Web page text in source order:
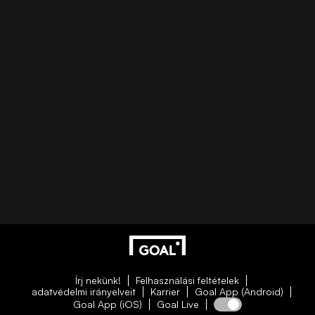
Írj nekünk!
Felhasználási feltételek
adatvédelmi irányelveit
Karrier
Goal App (Android)
Goal App (iOS)
Goal Live